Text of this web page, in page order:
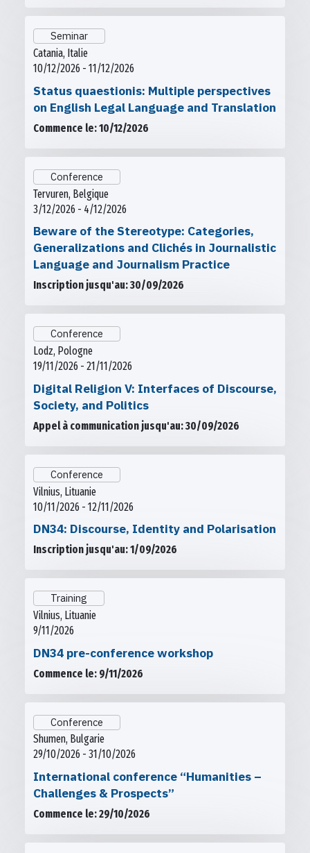
Seminar
Catania, Italie
10/12/2026 - 11/12/2026
Status quaestionis: Multiple perspectives
on English Legal Language and Translation
Commence le: 10/12/2026
Conference
Tervuren, Belgique
3/12/2026 - 4/12/2026
Beware of the Stereotype: Categories,
Generalizations and Clichés in Journalistic
Language and Journalism Practice
Inscription jusqu'au: 30/09/2026
Conference
Lodz, Pologne
19/11/2026 - 21/11/2026
Digital Religion V: Interfaces of Discourse,
Society, and Politics
Appel à communication jusqu'au: 30/09/2026
Conference
Vilnius, Lituanie
10/11/2026 - 12/11/2026
DN34: Discourse, Identity and Polarisation
Inscription jusqu'au: 1/09/2026
Training
Vilnius, Lituanie
9/11/2026
DN34 pre-conference workshop
Commence le: 9/11/2026
Conference
Shumen, Bulgarie
29/10/2026 - 31/10/2026
International conference “Humanities –
Challenges & Prospects”
Commence le: 29/10/2026